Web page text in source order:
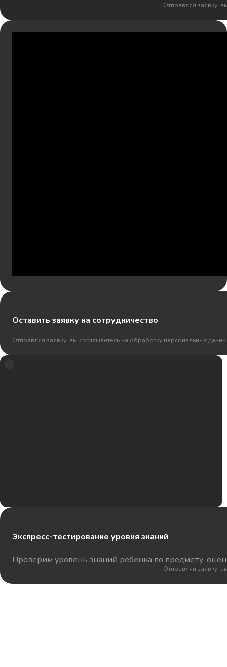
Отправляя заявку,
Оставить заявку на сотрудничество
Отправляя заявку, вы соглашаетесь на обработку персональных
Экспресс-тестирование уровня знаний
Проверим уровень знаний ребёнка по предмету,
Отправляя заявку,